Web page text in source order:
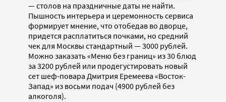
— столов на праздничные даты не найти.
Пышность интерьера и церемонность сервиса
формирует мнение, что отобедав во дворце,
придется расплатиться почками, но средний
чек для Москвы стандартный — 3000 рублей.
Можно заказать «Меню без границ» из 30 блюд
за 3200 рублей или продегустировать новый
сет шеф-повара Дмитрия Еремеева «Восток-
Запад» из восьми подач (4900 рублей без
алкоголя).